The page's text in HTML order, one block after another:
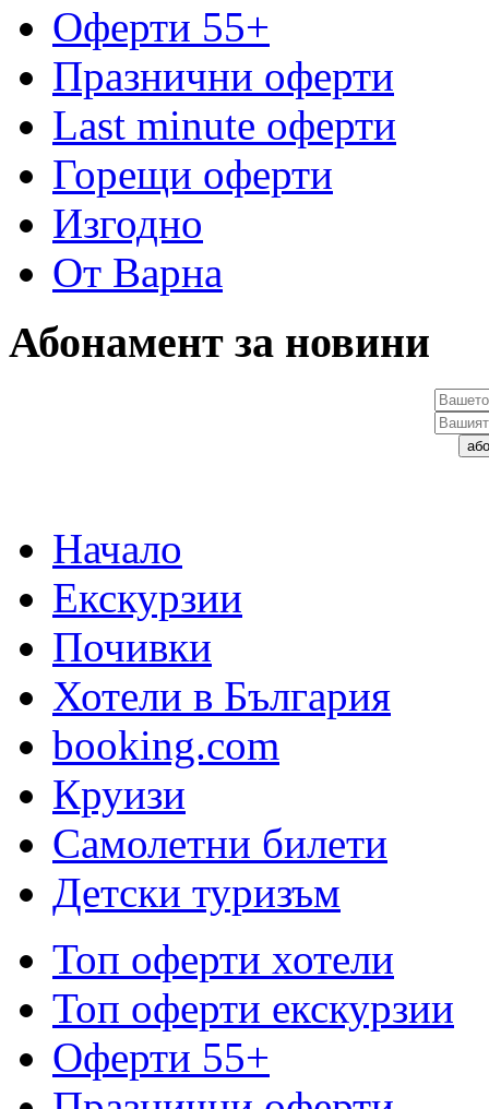
Оферти 55+
Празнични оферти
Last minute оферти
Горещи оферти
Изгодно
От Варна
Абонамент за новини
Начало
Екскурзии
Почивки
Хотели в България
booking.com
Круизи
Самолетни билети
Детски туризъм
Топ оферти хотели
Топ оферти екскурзии
Оферти 55+